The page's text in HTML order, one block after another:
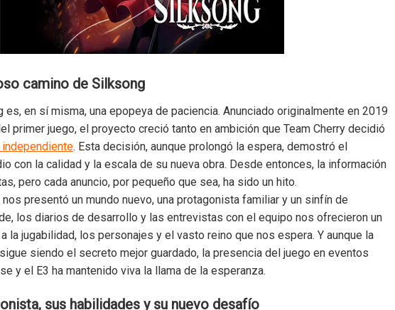
camino de Silksong
en sí misma, una epopeya de paciencia. Anunciado originalmente en 2019
primer juego, el proyecto creció tanto en ambición que Team Cherry decidió
. Esta decisión, aunque prolongó la espera, demostró el
con la calidad y la escala de su nueva obra. Desde entonces, la información
pero cada anuncio, por pequeño que sea, ha sido un hito.
presentó un mundo nuevo, una protagonista familiar y un sinfín de
los diarios de desarrollo y las entrevistas con el equipo nos ofrecieron un
la jugabilidad, los personajes y el vasto reino que nos espera. Y aunque la
siendo el secreto mejor guardado, la presencia del juego en eventos
y el E3 ha mantenido viva la llama de la esperanza.
sus habilidades y su nuevo desafío